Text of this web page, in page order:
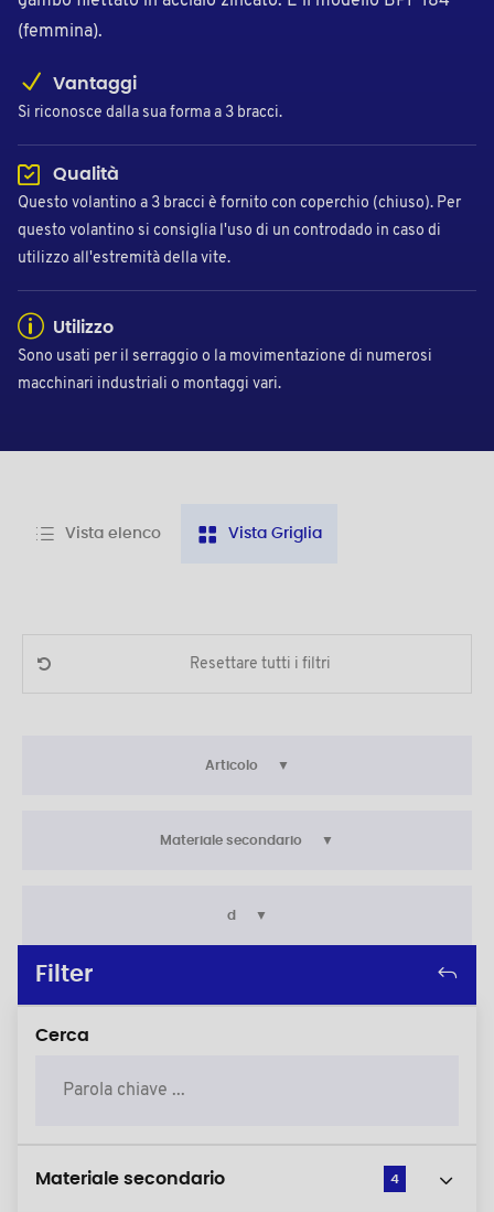
(femmina).
Vantaggi
Si riconosce dalla sua forma a 3 bracci.
Qualità
Questo volantino a 3 bracci è fornito con coperchio (chiuso). Per
questo volantino si consiglia l'uso di un controdado in caso di
utilizzo all'estremità della vite.
Utilizzo
Sono usati per il serraggio o la movimentazione di numerosi
macchinari industriali o montaggi vari.
Vista elenco Vista Griglia
Resettare tutti i filtri
Articolo
Materiale secondario
d
Filter
Cerca
Materiale secondario 4